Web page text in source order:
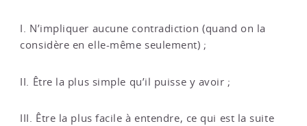
I. N’impliquer aucune contradiction (quand on la
considère en elle-même seulement) ;
II. Être la plus simple qu’il puisse y avoir ;
III. Être la plus facile à entendre, ce qui est la suite